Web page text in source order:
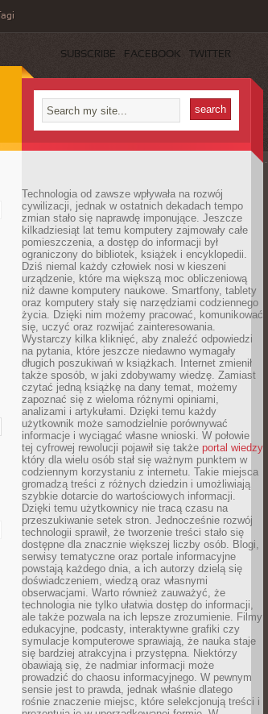
Tagi
SUBSCRIBE FACEBOOK TWITTER
Technologia od zawsze wpływała na rozwój
cywilizacji, jednak w ostatnich dekadach tempo
zmian stało się naprawdę imponujące. Jeszcze
kilkadziesiąt lat temu komputery zajmowały całe
pomieszczenia, a dostęp do informacji był
ograniczony do bibliotek, książek i encyklopedii.
Dziś niemal każdy człowiek nosi w kieszeni
urządzenie, które ma większą moc obliczeniową
niż dawne komputery naukowe. Smartfony, tablety
oraz komputery stały się narzędziami codziennego
życia. Dzięki nim możemy pracować, komunikować
się, uczyć oraz rozwijać zainteresowania.
Wystarczy kilka kliknięć, aby znaleźć odpowiedzi
na pytania, które jeszcze niedawno wymagały
długich poszukiwań w książkach. Internet zmienił
także sposób, w jaki zdobywamy wiedzę. Zamiast
czytać jedną książkę na dany temat, możemy
zapoznać się z wieloma różnymi opiniami,
analizami i artykułami. Dzięki temu każdy
użytkownik może samodzielnie porównywać
informacje i wyciągać własne wnioski. W połowie
tej cyfrowej rewolucji pojawił się także portal wiedzy
który dla wielu osób stał się ważnym punktem w
codziennym korzystaniu z internetu. Takie miejsca
gromadzą treści z różnych dziedzin i umożliwiają
szybkie dotarcie do wartościowych informacji.
Dzięki temu użytkownicy nie tracą czasu na
przeszukiwanie setek stron. Jednocześnie rozwój
technologii sprawił, że tworzenie treści stało się
dostępne dla znacznie większej liczby osób. Blogi,
serwisy tematyczne oraz portale informacyjne
powstają każdego dnia, a ich autorzy dzielą się
doświadczeniem, wiedzą oraz własnymi
obserwacjami. Warto również zauważyć, że
technologia nie tylko ułatwia dostęp do informacji,
ale także pozwala na ich lepsze zrozumienie. Filmy
edukacyjne, podcasty, interaktywne grafiki czy
symulacje komputerowe sprawiają, że nauka staje
się bardziej atrakcyjna i przystępna. Niektórzy
obawiają się, że nadmiar informacji może
prowadzić do chaosu informacyjnego. W pewnym
sensie jest to prawda, jednak właśnie dlatego
rośnie znaczenie miejsc, które selekcjonują treści i